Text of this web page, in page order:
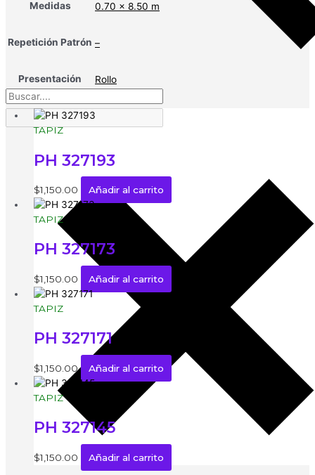
Medidas 0.70 x 8.50 m
Repetición Patrón –
Presentación Rollo
TAPIZ
PH 327193
$1,150.00 Añadir al carrito
TAPIZ
PH 327173
$1,150.00 Añadir al carrito
TAPIZ
PH 327171
$1,150.00 Añadir al carrito
TAPIZ
PH 327145
$1,150.00 Añadir al carrito